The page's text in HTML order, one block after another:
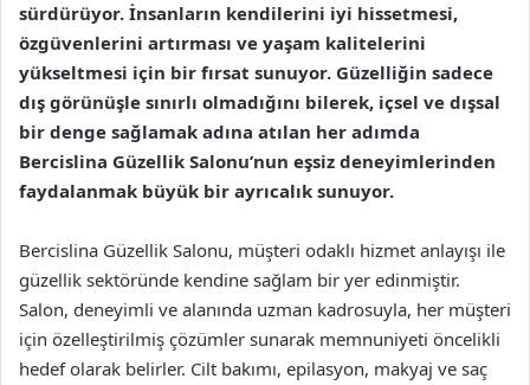
sürdürüyor. İnsanların kendilerini iyi hissetmesi,
özgüvenlerini artırması ve yaşam kalitelerini
yükseltmesi için bir fırsat sunuyor. Güzelliğin sadece
dış görünüşle sınırlı olmadığını bilerek, içsel ve dışsal
bir denge sağlamak adına atılan her adımda
Bercislina Güzellik Salonu’nun eşsiz deneyimlerinden
faydalanmak büyük bir ayrıcalık sunuyor.
Bercislina Güzellik Salonu, müşteri odaklı hizmet anlayışı ile
güzellik sektöründe kendine sağlam bir yer edinmiştir.
Salon, deneyimli ve alanında uzman kadrosuyla, her müşteri
için özelleştirilmiş çözümler sunarak memnuniyeti öncelikli
hedef olarak belirler. Cilt bakımı, epilasyon, makyaj ve saç